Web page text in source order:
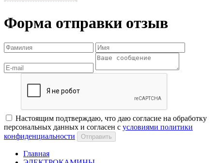
Форма отправки отзыв
Настоящим подтверждаю, что даю согласие на обработку
персональных данных и согласен с условиями политики
конфиденциальности
Отправить
Главная